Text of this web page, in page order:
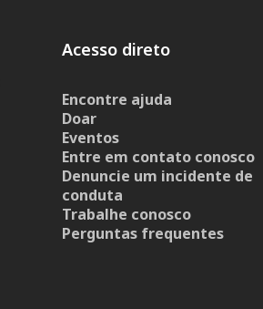
Acesso direto
Encontre ajuda
Doar
Eventos
Entre em contato conosco
Denuncie um incidente de
conduta
Trabalhe conosco
Perguntas frequentes